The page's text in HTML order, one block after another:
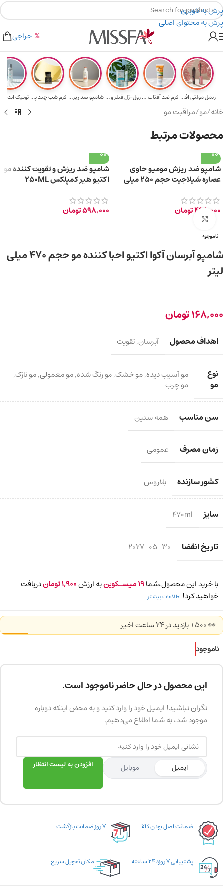
پرش به ناوبری
پرش به محتوای اصلی
۲٪ تخفیف روی سبد خرید برای روش کارت به کارت
هدیه برای خرید های بالای ۵ میلیون تومن
حراجی
ریمل مولتی افکت... کرم ضد آفتاب حا... رول-ژل فیلر و م... شامپو ضد ریزش و... کرم شب چند پپتی... تونیک ایده
خانه/مو/مراقبت مو
محصولات مرتبط
شامپو ضد ریزش مومیو حاوی
عصاره شیلاجیت حجم ۲۵۰ میلی
498,000تومان
شامپو ضد ریزش و تقویت کننده مو
اکتیو هیر کمپلکس 250ML
598,000تومان
ناموجود
برای بزرگ‌نمایی کلیک کنید
شامپو آبرسان آکوا اکتیو احیا کننده مو حجم 470 میلی
لیتر
168,000تومان
اهداف محصول آبرسان,تقویت
نوع
مو
مو آسیب دیده,مو خشک,مو رنگ شده,مو معمولی,مو نازک,
مو چرب
سن مناسب همه سنین
زمان مصرف عمومی
کشور سازنده بلاروس
سایز 470ml
تاریخ انقضا 2027-05-30
با خرید این محصول،شما19میسـکوینبه ارزش1,900توماندریافت
خواهید کرد! اطلاعات بیشتر
👀 500+ بازدید در ۲۴ ساعت اخیر
ناموجود
این محصول در حال حاضر ناموجود است.
نگران نباشید! ایمیل خود را وارد کنید و به محض اینکه دوباره
موجود شد، به شما اطلاع می‌دهیم.
ایمیل موبایل افزودن به لیست انتظار
ضمانت اصل بودن کالا ۷ روز ضمانت بازگشت
پشتیبانی ۷ روزه ۲۴ ساعته امکان تحویل سریع